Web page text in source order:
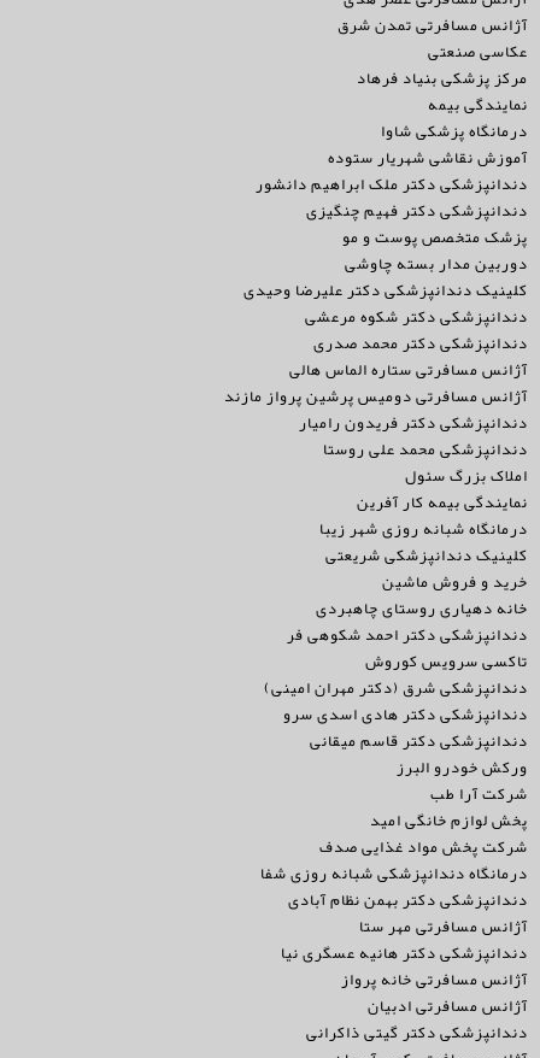
آژانس مسافرتی تمدن شرق
عکاسی صنعتی
مرکز پزشکی بنیاد فرهاد
نمایندگی بیمه
درمانگاه پزشکی شاوا
آموزش نقاشی شهریار ستوده
دندانپزشکی دکتر ملک ابراهیم دانشور
دندانپزشکی دکتر فهیم چنگیزی
پزشک متخصص پوست و مو
دوربین مدار بسته چاوشی
کلینیک دندانپزشکی دکتر علیرضا وحیدی
دندانپزشکی دکتر شکوه مرعشی
دندانپزشکی دکتر محمد صدری
آژانس مسافرتی ستاره الماس هالی
آژانس مسافرتی دومیس پرشین پرواز مازند
دندانپزشکی دکتر فریدون رامیار
دندانپزشکی محمد علی روستا
املاک بزرگ سئول
نمایندگی بیمه کار آفرین
درمانگاه شبانه روزی شهر زیبا
کلینیک دندانپزشکی شریعتی
خرید و فروش ماشین
خانه دهیاری روستای چاهبردی
دندانپزشکی دکتر احمد شکوهی فر
تاکسی سرویس کوروش
دندانپزشکی شرق (دکتر مهران امینی)
دندانپزشکی دکتر هادی اسدی سرو
دندانپزشکی دکتر قاسم میقانی
ورکش خودرو البرز
شرکت آرا طب
پخش لوازم خانگی امید
شرکت پخش مواد غذایی صدف
درمانگاه دندانپزشکی شبانه روزی شفا
دندانپزشکی دکتر بهمن نظام آبادی
آژانس مسافرتی مهر ستا
دندانپزشکی دکتر هانیه عسگری نیا
آژانس مسافرتی خانه پرواز
آژانس مسافرتی ادبیان
دندانپزشکی دکتر گیتی ذاکرانی